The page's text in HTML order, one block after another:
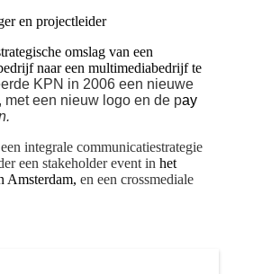
en projectleider
omslag van een
naar een multimediabedrijf te
KPN in 2006 een nieuwe
met een nieuw logo en de pay
integrale communicatiestrategie
een stakeholder event in het
Amsterdam, en een crossmediale